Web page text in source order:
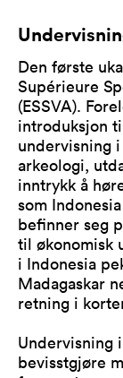
Den første
Supérieure
(ESSVA).
introduksjon
undervisning
arkeologi,
inntrykk å
som
befinner seg
til økonomisk
i Indonesia
Madagaskar
retning i
Undervisning
bevisstgjøre